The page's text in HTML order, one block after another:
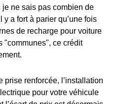
ne sais pas combien de
a fort à parier qu’une fois
de recharge pour voiture
"communes", ce crédit
prise renforcée, l’installation
pour votre véhicule